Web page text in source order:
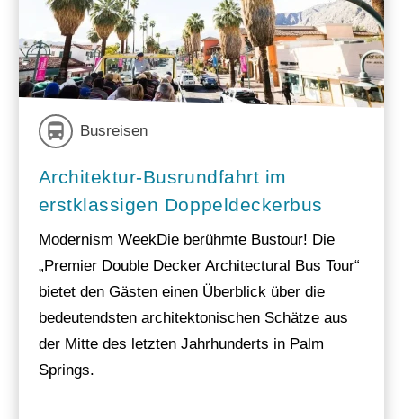
Busreisen
Architektur-Busrundfahrt im
erstklassigen Doppeldeckerbus
Modernism WeekDie berühmte Bustour! Die
„Premier Double Decker Architectural Bus Tour“
bietet den Gästen einen Überblick über die
bedeutendsten architektonischen Schätze aus
der Mitte des letzten Jahrhunderts in Palm
Springs.